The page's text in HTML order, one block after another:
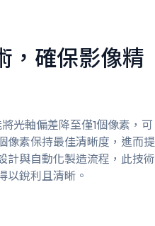
，確保影像精
光軸偏差降至僅1個像素，可
像素保持最佳清晰度，進而提
計與自動化製造流程，此技術
以銳利且清晰。